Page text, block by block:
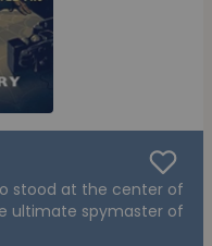
stood at the center of
ultimate spymaster of